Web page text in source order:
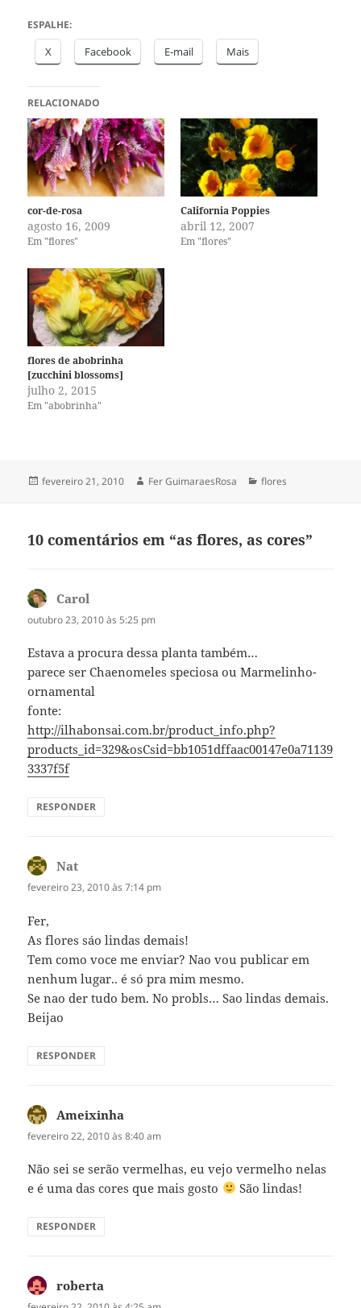
ESPALHE:
X Facebook E-mail Mais
RELACIONADO
cor-de-rosa
agosto 16, 2009
Em "flores"
California Poppies
abril 12, 2007
Em "flores"
flores de abobrinha
[zucchini blossoms]
julho 2, 2015
Em "abobrinha"
Publicado
fevereiro 21, 2010 Autor
Fer GuimaraesRosa Categorias
flores
10 comentários em “as flores, as cores”
Carol
outubro 23, 2010 às 5:25 pm
Estava a procura dessa planta também…
parece ser Chaenomeles speciosa ou Marmelinho-
ornamental
fonte:
http://ilhabonsai.com.br/product_info.php?
products_id=329&osCsid=bb1051dffaac00147e0a71139
3337f5f
RESPONDER
Nat
fevereiro 23, 2010 às 7:14 pm
Fer,
As flores sáo lindas demais!
Tem como voce me enviar? Nao vou publicar em
nenhum lugar.. é só pra mim mesmo.
Se nao der tudo bem. No probls… Sao lindas demais.
Beijao
RESPONDER
Ameixinha
fevereiro 22, 2010 às 8:40 am
Não sei se serão vermelhas, eu vejo vermelho nelas
e é uma das cores que mais gosto
São lindas!
RESPONDER
roberta